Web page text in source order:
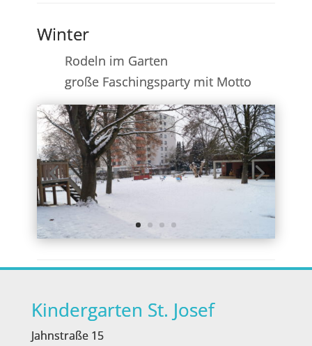
Winter
Rodeln im Garten
große Faschingsparty mit Motto
Kindergarten St. Josef
Jahnstraße 15